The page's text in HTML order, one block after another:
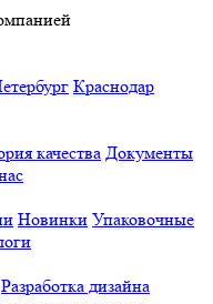
Краснодар
качества Документы
Новинки Упаковочные
Разработка дизайна